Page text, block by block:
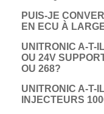
PUIS-JE
EN ECU À
UNITRONIC A-T-
OU 24V
OU 268?
UNITRONIC A-T-
INJECTEURS